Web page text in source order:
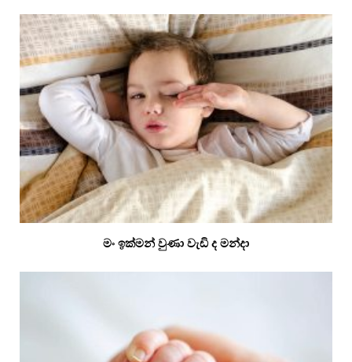
මං ඉක්මන් වුණා වැඩි ද මන්දා